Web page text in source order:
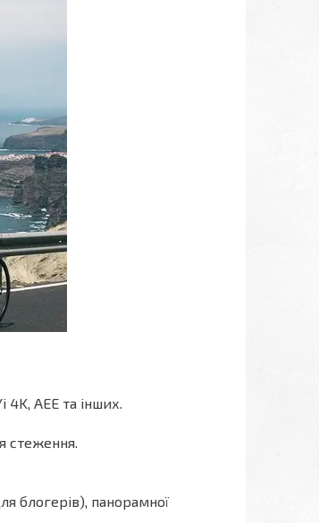
AEE та інших.
стеження.
блогерів), панорамної